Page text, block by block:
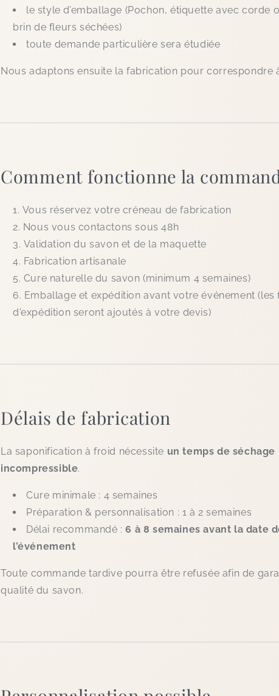
le style d’emballage (Pochon, étiquette avec corde
brin de fleurs séchées)
toute demande particulière sera étudiée
Nous adaptons ensuite la fabrication pour correspondre
Comment fonctionne la
Vous réservez votre créneau de fabrication
Nous vous contactons sous 48h
Validation du savon et de la maquette
Fabrication artisanale
Cure naturelle du savon (minimum 4 semaines)
Emballage et expédition avant votre événement (les
d'expédition seront ajoutés à votre devis)
Délais de fabrication
La saponification à froid nécessite un temps de séchage
incompressible.
Cure minimale : 4 semaines
Préparation & personnalisation : 1 à 2 semaines
Délai recommandé :6 à 8 semaines avant la date
l’événement
Toute commande tardive pourra être refusée afin de
qualité du savon.